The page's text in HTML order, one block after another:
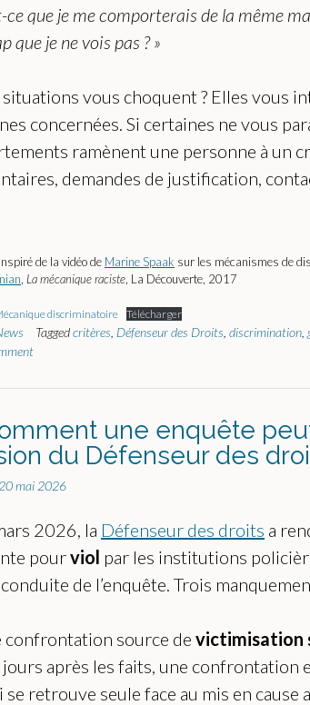
ce que je me comporterais de la même
que je ne vois pas ? »
situations vous choquent ? Elles vous
concernées. Si certaines ne vous
ramènent une personne à un
demandes de justification,
de la vidéo de Marine Spaak sur les mécanismes de
, La mécanique raciste, La Découverte, 2017
discriminatoire Télécharger
Taggedcritères Défenseur des Droits discrimination
une enquête
du Défenseur des
20 mai 2026
2026, la Défenseur des droits a
pourviol par les institutions
de l’enquête. Trois
confrontation source de victimisation
après les faits, une confrontation
se retrouve seule face au mis en cause